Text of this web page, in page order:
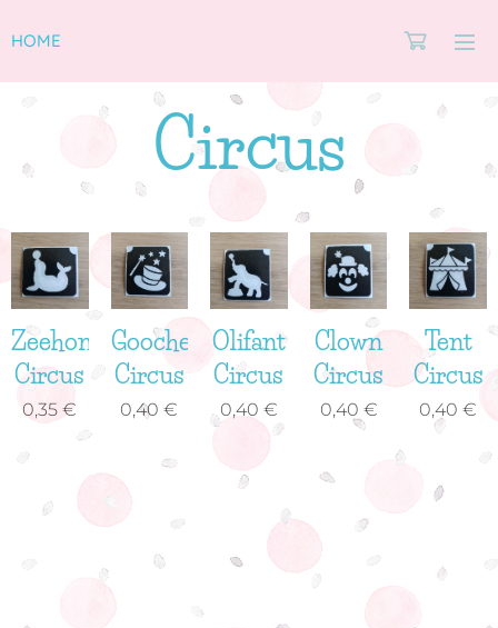
HOME
Circus
Zeehond
Circus
0,35 €
Goochelhoed
Circus
0,40 €
Olifant
Circus
0,40 €
Clown
Circus
0,40 €
Tent
Circus
0,40 €